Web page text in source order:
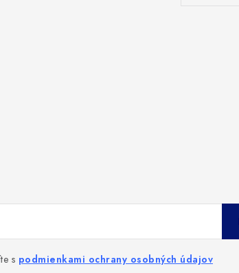
s podmienkami ochrany osobných údajov